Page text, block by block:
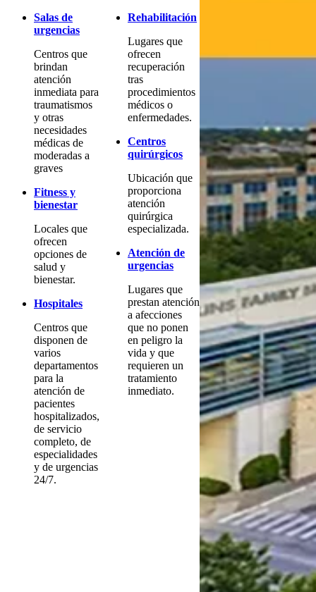
Salas de
urgencias
Centros que
brindan
atención
inmediata para
traumatismos
y otras
necesidades
médicas de
moderadas a
graves
Fitness y
bienestar
Locales que
ofrecen
opciones de
salud y
bienestar.
Hospitales
Centros que
disponen de
varios
departamentos
para la
atención de
pacientes
hospitalizados,
de servicio
completo, de
especialidades
y de urgencias
24/7.
Rehabilitación
Lugares que
ofrecen
recuperación
tras
procedimientos
médicos o
enfermedades.
Centros
quirúrgicos
Ubicación que
proporciona
atención
quirúrgica
especializada.
Atención de
urgencias
Lugares que
prestan atención
a afecciones
que no ponen
en peligro la
vida y que
requieren un
tratamiento
inmediato.